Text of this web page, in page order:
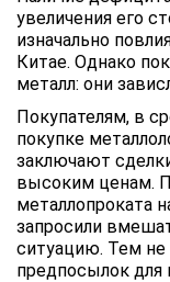
увеличения его
изначально
Китае. Однако
металл: они
Покупателям, в
покупке
заключают
высоким ценам.
металлопроката
запросили
ситуацию. Тем
предпосылок для